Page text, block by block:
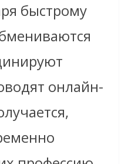
быстрому
онлайн-